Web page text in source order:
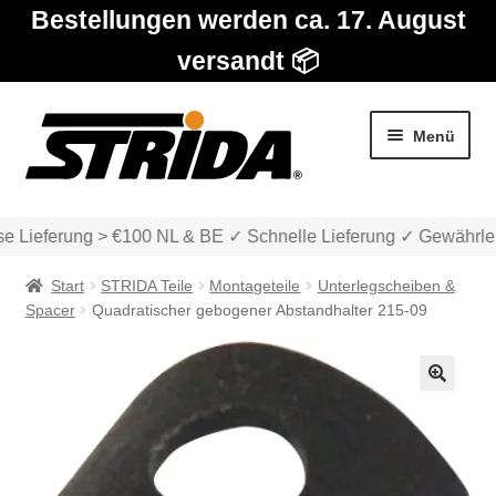
Bestellungen werden ca. 17. August
versandt 📦
Zur
Navigation
springen
Zum
Inhalt
springen
Menü
Lieferung > €100 NL & BE ✓ Schnelle Lieferung ✓
Start STRIDA Teile Montageteile
Unterlegscheiben &
Spacer
Quadratischer gebogener Abstandhalter 215-09